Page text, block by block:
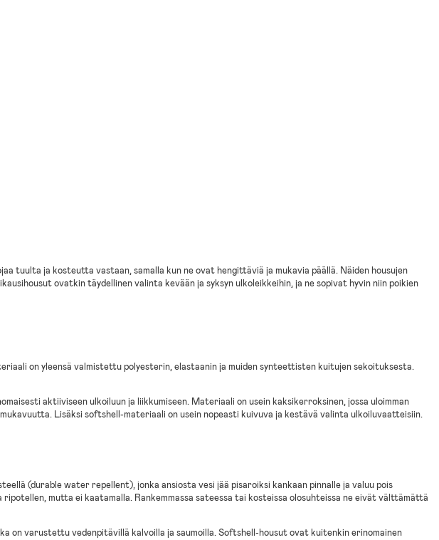
tuulta ja kosteutta vastaan, samalla kun ne ovat hengittäviä ja mukavia päällä. Näiden housujen
ovatkin täydellinen valinta kevään ja syksyn ulkoleikkeihin, ja ne sopivat hyvin niin poikien
on yleensä valmistettu polyesterin, elastaanin ja muiden synteettisten kuitujen sekoituksesta.
aktiiviseen ulkoiluun ja liikkumiseen. Materiaali on usein kaksikerroksinen, jossa uloimman
Lisäksi softshell-materiaali on usein nopeasti kuivuva ja kestävä valinta ulkoiluvaatteisiin.
(durable water repellent), jonka ansiosta vesi jää pisaroiksi kankaan pinnalle ja valuu pois
mutta ei kaatamalla. Rankemmassa sateessa tai kosteissa olosuhteissa ne eivät välttämättä
on varustettu vedenpitävillä kalvoilla ja saumoilla. Softshell-housut ovat kuitenkin erinomainen